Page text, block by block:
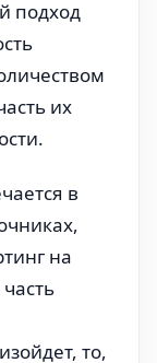
подход
их
в
на
то,